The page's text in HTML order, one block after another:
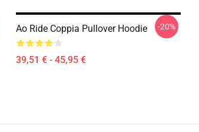
Ao Ride Coppia Pullover Hoodie
39,51 € - 45,95 €
-20%